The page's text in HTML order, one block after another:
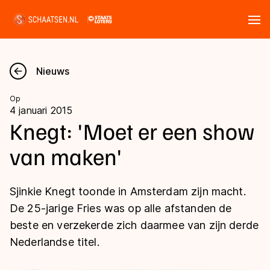
Nieuws
Kalender
Disciplines
Langebaan
Shorttrack
Inlineskaten
Uitslagen
Langebaan
Shorttrack
Tijden & historie
Nieuws
Op
4 januari 2015
Knegt: 'Moet er een show
van maken'
Sjinkie Knegt toonde in Amsterdam zijn macht.
De 25-jarige Fries was op alle afstanden de
beste en verzekerde zich daarmee van zijn derde
Nederlandse titel.